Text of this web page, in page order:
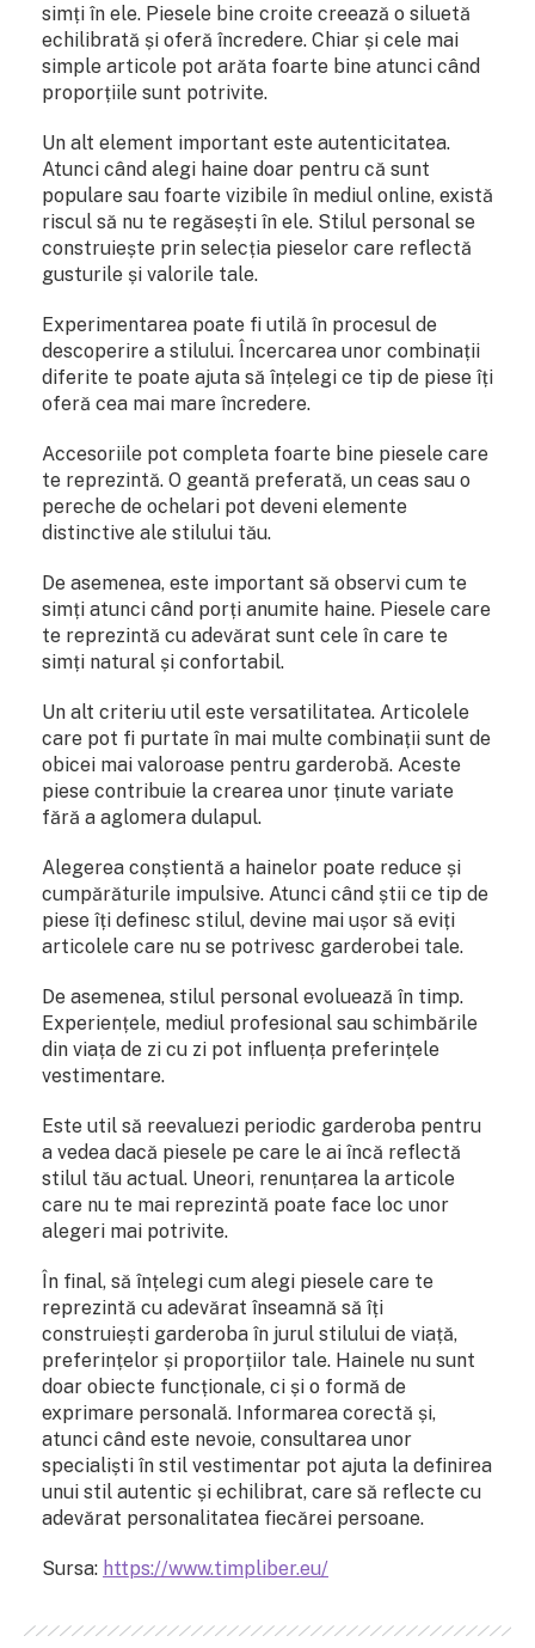
simți în ele. Piesele bine croite creează o siluetă
echilibrată și oferă încredere. Chiar și cele mai
simple articole pot arăta foarte bine atunci când
proporțiile sunt potrivite.
Un alt element important este autenticitatea.
Atunci când alegi haine doar pentru că sunt
populare sau foarte vizibile în mediul online, există
riscul să nu te regăsești în ele. Stilul personal se
construiește prin selecția pieselor care reflectă
gusturile și valorile tale.
Experimentarea poate fi utilă în procesul de
descoperire a stilului. Încercarea unor combinații
diferite te poate ajuta să înțelegi ce tip de piese îți
oferă cea mai mare încredere.
Accesoriile pot completa foarte bine piesele care
te reprezintă. O geantă preferată, un ceas sau o
pereche de ochelari pot deveni elemente
distinctive ale stilului tău.
De asemenea, este important să observi cum te
simți atunci când porți anumite haine. Piesele care
te reprezintă cu adevărat sunt cele în care te
simți natural și confortabil.
Un alt criteriu util este versatilitatea. Articolele
care pot fi purtate în mai multe combinații sunt de
obicei mai valoroase pentru garderobă. Aceste
piese contribuie la crearea unor ținute variate
fără a aglomera dulapul.
Alegerea conștientă a hainelor poate reduce și
cumpărăturile impulsive. Atunci când știi ce tip de
piese îți definesc stilul, devine mai ușor să eviți
articolele care nu se potrivesc garderobei tale.
De asemenea, stilul personal evoluează în timp.
Experiențele, mediul profesional sau schimbările
din viața de zi cu zi pot influența preferințele
vestimentare.
Este util să reevaluezi periodic garderoba pentru
a vedea dacă piesele pe care le ai încă reflectă
stilul tău actual. Uneori, renunțarea la articole
care nu te mai reprezintă poate face loc unor
alegeri mai potrivite.
În final, să înțelegi cum alegi piesele care te
reprezintă cu adevărat înseamnă să îți
construiești garderoba în jurul stilului de viață,
preferințelor și proporțiilor tale. Hainele nu sunt
doar obiecte funcționale, ci și o formă de
exprimare personală. Informarea corectă și,
atunci când este nevoie, consultarea unor
specialiști în stil vestimentar pot ajuta la definirea
unui stil autentic și echilibrat, care să reflecte cu
adevărat personalitatea fiecărei persoane.
Sursa: https://www.timpliber.eu/